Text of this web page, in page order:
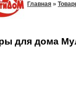
Главная »
для дома